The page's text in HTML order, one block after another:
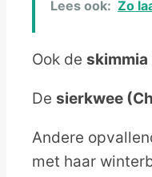
Lees ook: Zo
Ook de skimmia
De sierkwee
Andere
met haar